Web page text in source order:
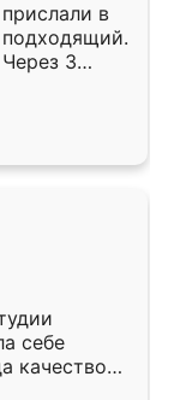
в
3
себе
качеством
уже почти